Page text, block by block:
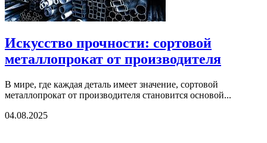
Искусство прочности: сортовой
металлопрокат от производителя
В мире, где каждая деталь имеет значение, сортовой
металлопрокат от производителя становится основой...
04.08.2025